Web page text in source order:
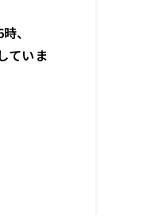
、
ていま